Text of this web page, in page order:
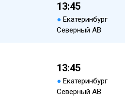
13:45
● Екатеринбург
Северный АВ
13:45
● Екатеринбург
Северный АВ